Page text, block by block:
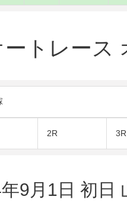
トレース
2R 3R
9月1日 初日